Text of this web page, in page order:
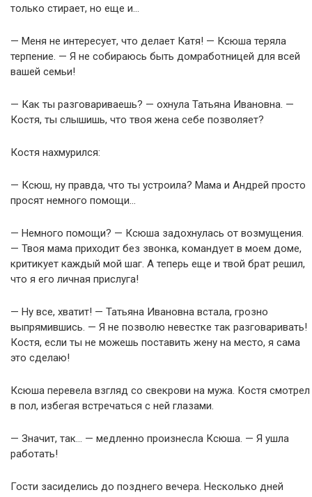
только стирает, но еще и…
— Меня не интересует, что делает Катя! — Ксюша теряла
терпение. — Я не собираюсь быть домработницей для всей
вашей семьи!
— Как ты разговариваешь? — охнула Татьяна Ивановна. —
Костя, ты слышишь, что твоя жена себе позволяет?
Костя нахмурился:
— Ксюш, ну правда, что ты устроила? Мама и Андрей просто
просят немного помощи…
— Немного помощи? — Ксюша задохнулась от возмущения.
— Твоя мама приходит без звонка, командует в моем доме,
критикует каждый мой шаг. А теперь еще и твой брат решил,
что я его личная прислуга!
— Ну все, хватит! — Татьяна Ивановна встала, грозно
выпрямившись. — Я не позволю невестке так разговаривать!
Костя, если ты не можешь поставить жену на место, я сама
это сделаю!
Ксюша перевела взгляд со свекрови на мужа. Костя смотрел
в пол, избегая встречаться с ней глазами.
— Значит, так… — медленно произнесла Ксюша. — Я ушла
работать!
Гости засиделись до позднего вечера. Несколько дней